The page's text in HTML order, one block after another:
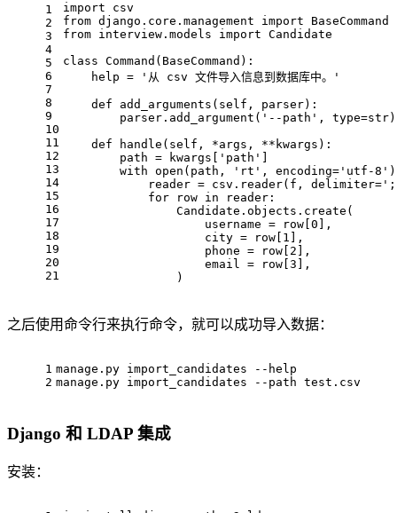
1
2
3
4
5
6
7
8
9
10
11
12
13
14
15
16
17
18
19
20
21
import csv
from django.core.management import BaseCommand
from interview.models import Candidate
class Command ( BaseCommand ):
help = '从 csv 文件导入信息到数据库中。'
def add_arguments ( self, parser):
        parser.add_argument(
'--path' , type=str)
def
handle ( self, *args, **kwargs ):
        path = kwargs[
'path'
with open (path, 'rt' , encoding= 'utf-8'
            reader = csv.reader(f, delimiter=
for row in reader:
                Candidate.objects.create(
                    username = row[
0 ],
                    city = row[
1 ],
                    phone = row[
2 ],
                    email = row[
3 ],
                )
之后使用命令行来执行命令，就可以成功导入数据：
1
2
manage.py import_candidates --help
manage.py import_candidates --path test.csv
Django 和 LDAP 集成
安装：